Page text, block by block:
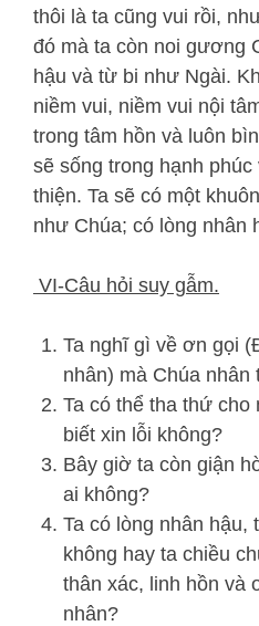
thôi là ta cũng vui rồi,
đó mà ta còn noi gương
hậu và từ bi như Ngài.
niềm vui, niềm vui nội
trong tâm hồn và luôn
sẽ sống trong hạnh
thiện. Ta sẽ có một
như Chúa; có lòng nhân
VI-Câu hỏi suy gẫm.
Ta nghĩ gì về ơn gọi
nhân) mà Chúa
Ta có thể tha thứ
biết xin lỗi không?
Bây giờ ta còn giận
ai không?
Ta có lòng nhân
không hay ta chiều
thân xác, linh hồn và
nhân?